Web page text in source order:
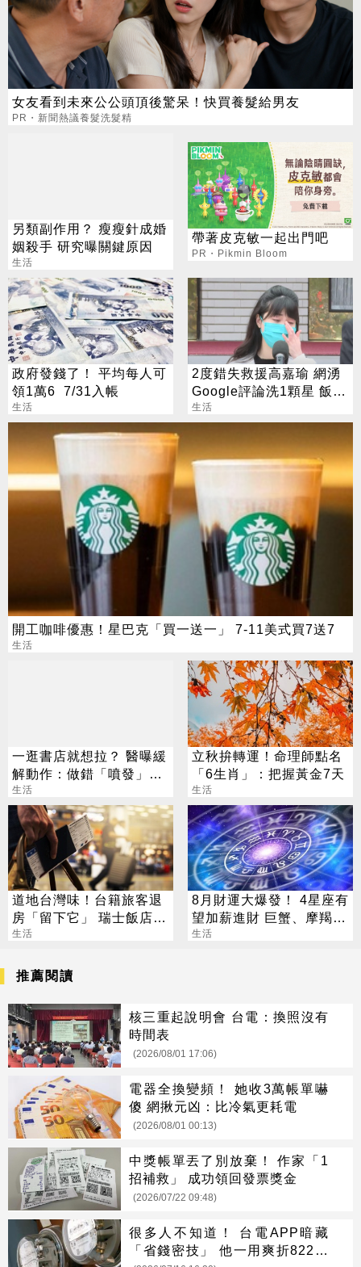
女友看到未來公公頭頂後驚呆！快買養髮給男友
PR・新聞熱議養髮洗髮精
另類副作用？ 瘦瘦針成婚
姻殺手 研究曝關鍵原因
生活
帶著皮克敏一起出門吧
PR・Pikmin Bloom
政府發錢了！ 平均每人可
領1萬6 7/31入帳
生活
2度錯失救援高嘉瑜 網湧
Google評論洗1顆星 飯店
回應了
生活
開工咖啡優惠！星巴克「買一送一」 7-11美式買7送7
生活
一逛書店就想拉？ 醫曝緩
解動作：做錯「噴發」風
險增
生活
立秋拚轉運！命理師點名
「6生肖」：把握黃金7天
生活
道地台灣味！台籍旅客退
房「留下它」 瑞士飯店員
工吃上癮
生活
8月財運大爆發！ 4星座有
望加薪進財 巨蟹、摩羯最
有感
生活
推薦閱讀
核三重起說明會 台電：換照沒有
時間表
(2026/08/01 17:06)
電器全換變頻！ 她收3萬帳單嚇
傻 網揪元凶：比冷氣更耗電
(2026/08/01 00:13)
中獎帳單丟了別放棄！ 作家「1
招補救」 成功領回發票獎金
(2026/07/22 09:48)
很多人不知道！ 台電APP暗藏
「省錢密技」 他一用爽折822元